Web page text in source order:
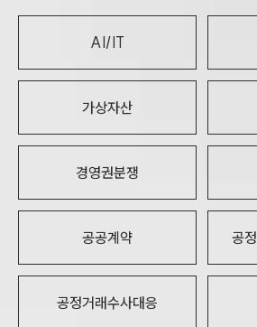
AI/IT
가상자산
경영권분쟁
공공계약 공
공정거래수사대응